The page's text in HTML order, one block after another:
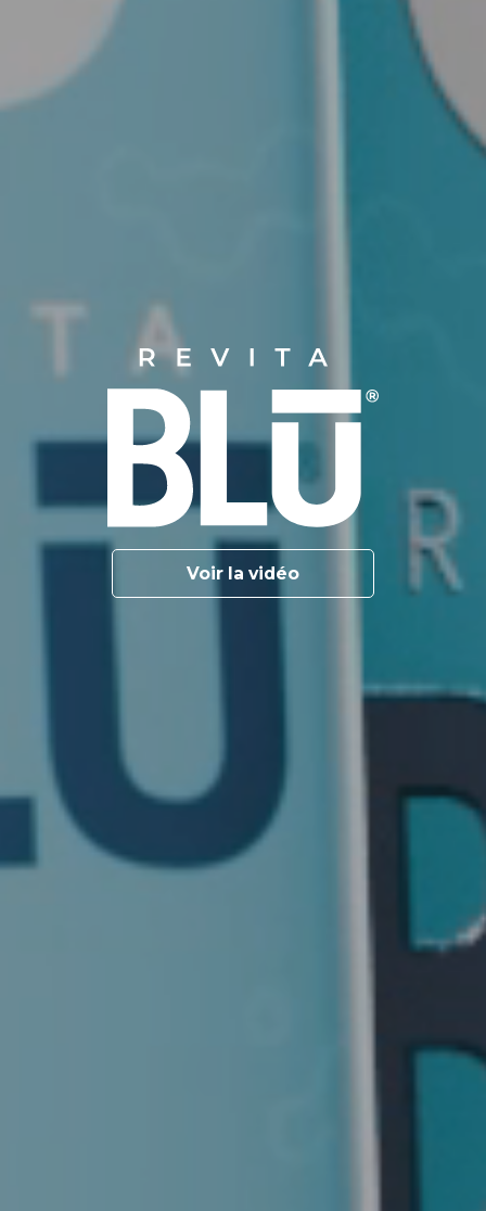
Voir la vidéo